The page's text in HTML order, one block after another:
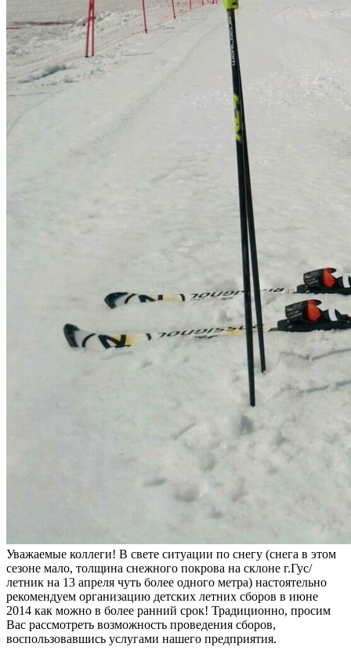
Уважаемые коллеги! В свете ситуации по снегу (снега в этом
сезоне мало, толщина снежного покрова на склоне г.Гус/
летник на 13 апреля чуть более одного метра) настоятельно
рекомендуем организацию детских летних сборов в июне
2014 как можно в более ранний срок! Традиционно, просим
Вас рассмотреть возможность проведения сборов,
воспользовавшись услугами нашего предприятия.